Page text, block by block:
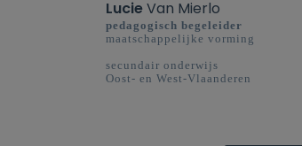
LucieVan Mierlo
pedagogisch begeleider
maatschappelijke vorming
secundair onderwijs
Oost- en West-Vlaanderen